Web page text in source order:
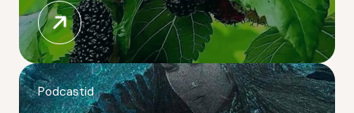
Podcastid